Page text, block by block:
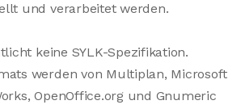
und verarbeitet werden.
keine SYLK-Spezifikation.
werden von Multiplan, Microsoft
OpenOffice.org und Gnumeric